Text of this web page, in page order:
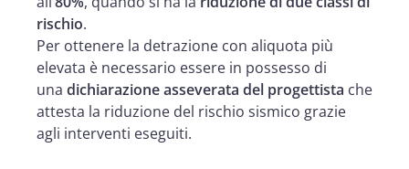
rischio.
Per ottenere la detrazione con aliquota più
elevata è necessario essere in possesso di
una dichiarazione asseverata del progettista che
attesta la riduzione del rischio sismico grazie
agli interventi eseguiti.